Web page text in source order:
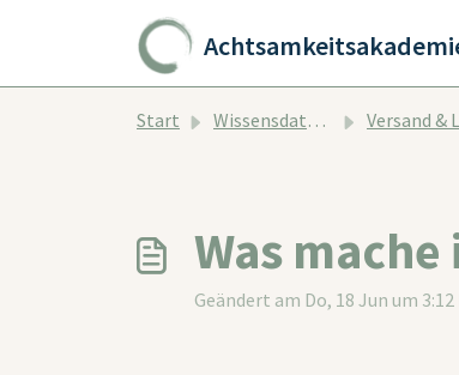
Zum hauptsächlichen Inhalt gehen
Start Wissensdatenbank Versand &
Was
Geändert am Do, 18 Jun um 3:12